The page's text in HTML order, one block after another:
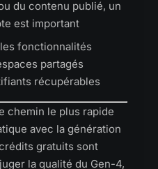
du contenu publié, un
est important
fonctionnalités
partagés
récupérables
chemin le plus rapide
avec la génération
gratuits sont
la qualité du Gen-4,